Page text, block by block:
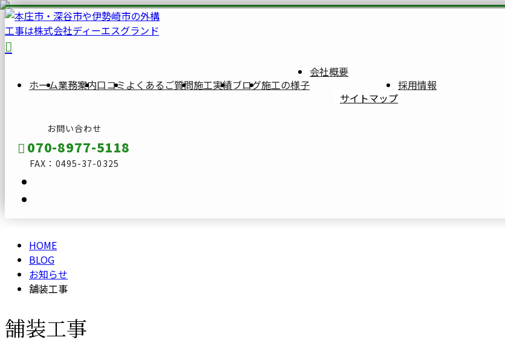
ホーム業務案内口コミ よくあるご質問施工実績ブログ施工の様子
会社概要
サイトマップ
採用情報
お問い合わせ
070-8977-5118
FAX：0495-37-0325
メールフォーム
ブ
ロ
BLOG
HOME
BLOG
お知らせ
舗装工事
舗装工事